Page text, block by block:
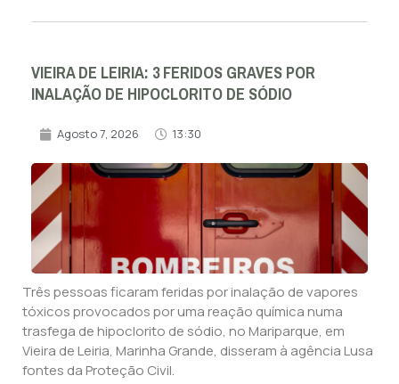
VIEIRA DE LEIRIA: 3 FERIDOS GRAVES POR
INALAÇÃO DE HIPOCLORITO DE SÓDIO
Agosto 7, 2026 13:30
Três pessoas ficaram feridas por inalação de vapores
tóxicos provocados por uma reação química numa
trasfega de hipoclorito de sódio, no Mariparque, em
Vieira de Leiria, Marinha Grande, disseram à agência Lusa
fontes da Proteção Civil.